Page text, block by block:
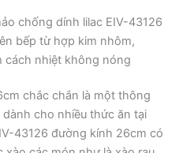
chống dính lilac EIV-43126
bếp từ hợp kim nhôm,
cách nhiệt không nóng
chắc chắn là một thông
cho nhiều thức ăn tại
43126 đường kính 26cm có